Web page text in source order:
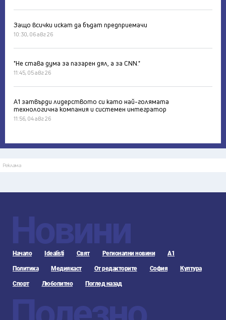
Защо всички искат да бъдат предприемачи
10:30, 06 авг 26
"Не става дума за пазарен дял, а за CNN."
11:45, 05 авг 26
А1 затвърди лидерството си като най-голямата
технологична компания и системен интегратор
11:56, 04 авг 26
Реклама
Новини
Начало Idealisti Свят Регионални новини А1
Политика Медиякаст От редакторите София Култура
Спорт Любопитно Поглед назад